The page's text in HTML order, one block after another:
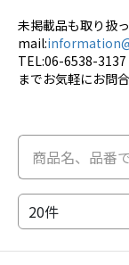
未掲載品も取り扱っ
mail:
TEL:06-6538-3137
までお気軽にお問